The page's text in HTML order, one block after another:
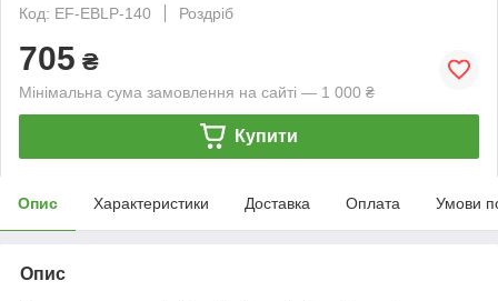
Код: EF-EBLP-140
Роздріб
705 ₴
Мінімальна сума замовлення на сайті — 1 000 ₴
Купити
Опис Характеристики Доставка Оплата Умови
Опис